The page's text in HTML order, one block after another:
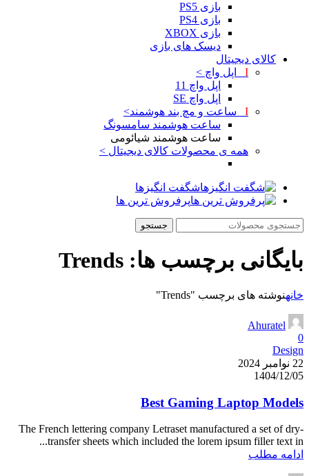
بازی PS5
بازی PS4
بازی XBOX
دیسک های بازی
کالای دیجیتال
I اپل واچ >
اپل واچ 11
اپل واچ SE
I ساعت و مچ بند هوشمند>
ساعت هوشمند سامسونگ
ساعت هوشمند شیائومی
همه ی محصولات کالای دیجیتال >
شگفت انگیزها
پرفروش ترین ها
جستجو
بایگانی برچسب ها: Trends
خانهنوشته های برچسب "Trends"
Ahuratel
0
Design
22 نوامبر 2024
1404/12/05
Best Gaming Laptop Models
The French lettering company Letraset manufactured a set of dry-
transfer sheets which included the lorem ipsum filler text in...
ادامه مطلب